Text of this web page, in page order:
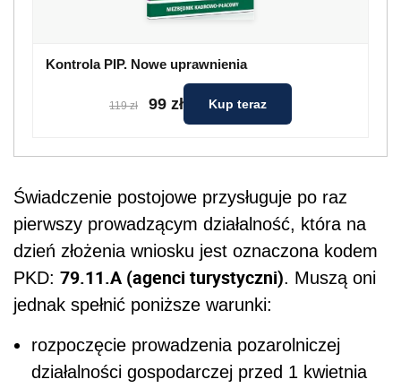
Kontrola PIP. Nowe uprawnienia
119 zł 99 zł Kup teraz
Świadczenie postojowe przysługuje po raz
pierwszy prowadzącym działalność, która na
dzień złożenia wniosku jest oznaczona kodem
PKD: 79.11.A (agenci turystyczni). Muszą oni
jednak spełnić poniższe warunki:
rozpoczęcie prowadzenia pozarolniczej
działalności gospodarczej przed 1 kwietnia